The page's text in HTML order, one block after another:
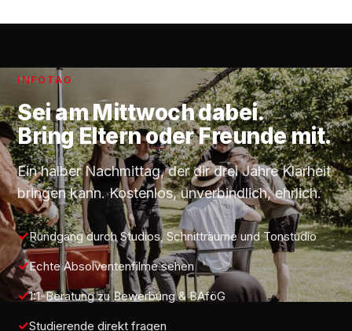
INFOTAG
Sei amMittwochdabei.
Bring Eltern oder Freunde mit.
Ein halber Nachmittag, der dir drei Jahre Klarheit
bringen kann. Kostenlos, unverbindlich, ehrlich.
Rundgang durch Studios, Schnitträume und Tonstudio
Echte Absolventenfilme sehen
1:1-Beratung zu Bewerbung & BAföG
Studierende direkt fragen